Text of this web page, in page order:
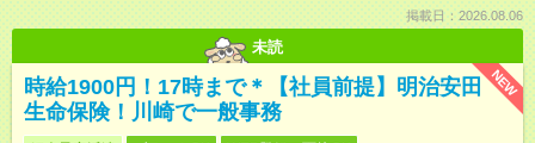
掲載日：2026.08.06
未読
NEW
時給1900円！17時まで＊【社員前提】明治安田
生命保険！川崎で一般事務